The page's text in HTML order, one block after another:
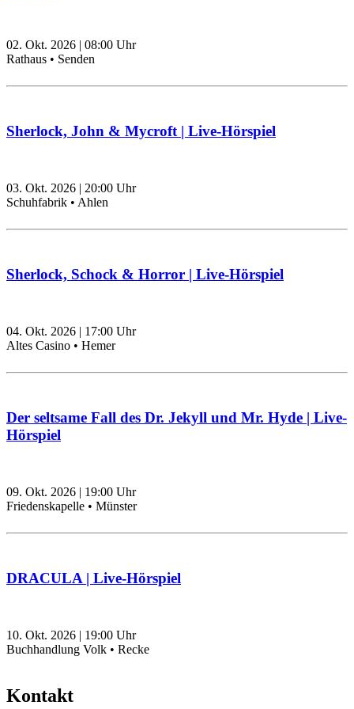
02. Okt. 2026 | 08:00 Uhr
Rathaus • Senden
Sherlock, John & Mycroft | Live-Hörspiel
03. Okt. 2026 | 20:00 Uhr
Schuhfabrik • Ahlen
Sherlock, Schock & Horror | Live-Hörspiel
04. Okt. 2026 | 17:00 Uhr
Altes Casino • Hemer
Der seltsame Fall des Dr. Jekyll und Mr. Hyde | Live-
Hörspiel
09. Okt. 2026 | 19:00 Uhr
Friedenskapelle • Münster
DRACULA | Live-Hörspiel
10. Okt. 2026 | 19:00 Uhr
Buchhandlung Volk • Recke
Kontakt